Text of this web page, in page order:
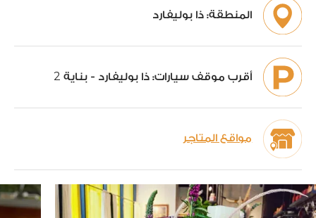
المنطقة: ذا بوليفارد
أقرب موقف سيارات: ذا بوليفارد - بناية 2
مواقع المتاجر